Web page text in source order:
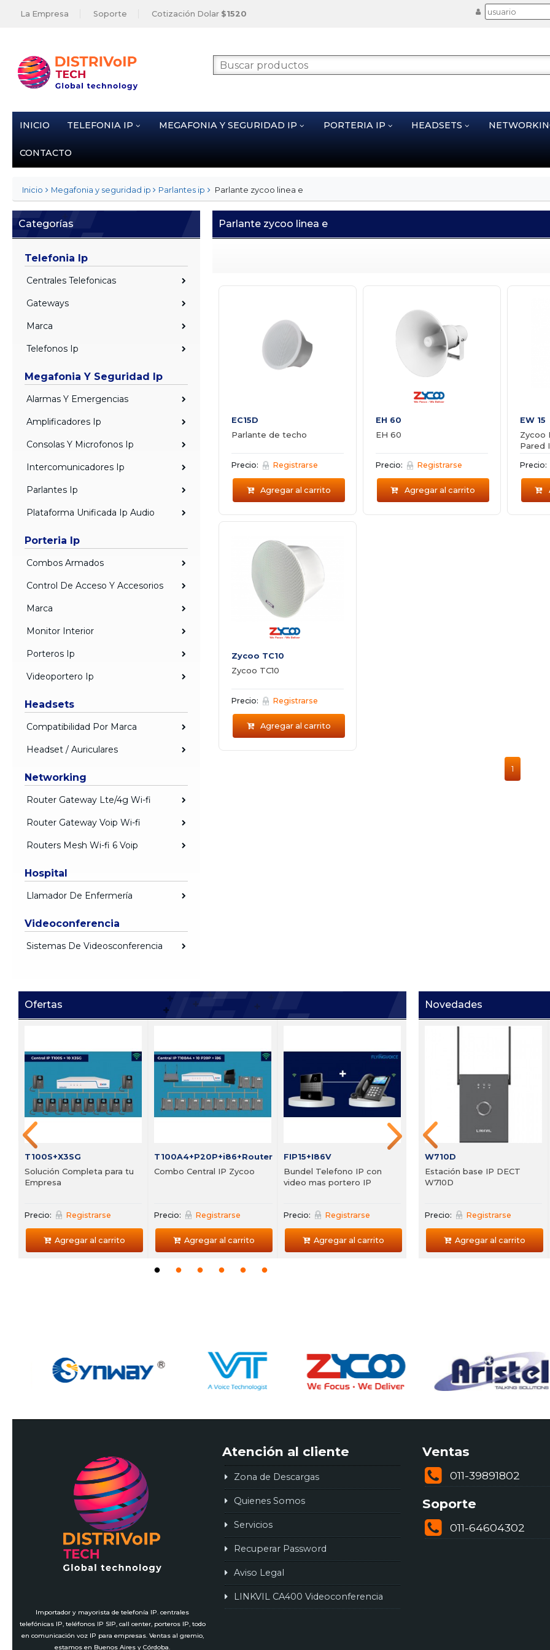
La Empresa Soporte Cotización Dolar $1520
INICIO TELEFONIA IP MEGAFONIA Y SEGURIDAD IP PORTERIA IP HEADSETS
CONTACTO
Inicio Megafonia y seguridad ip Parlantes ip Parlante zycoo linea e
Categorías
Telefonia Ip
Centrales Telefonicas
Gateways
Marca
Telefonos Ip
Megafonia Y Seguridad Ip
Alarmas Y Emergencias
Amplificadores Ip
Consolas Y Microfonos Ip
Intercomunicadores Ip
Parlantes Ip
Plataforma Unificada Ip Audio
Porteria Ip
Combos Armados
Control De Acceso Y Accesorios
Marca
Monitor Interior
Porteros Ip
Videoportero Ip
Headsets
Compatibilidad Por Marca
Headset / Auriculares
Networking
Router Gateway Lte/4g Wi-fi
Router Gateway Voip Wi-fi
Routers Mesh Wi-fi 6 Voip
Hospital
Llamador De Enfermería
Videoconferencia
Sistemas De Videosconferencia
Parlante zycoo linea e
EC15D
Parlante de techo
Precio: Registrarse
Agregar al carrito
EH 60
EH 60
Precio: Registrarse
Agregar al carrito
EW 15
Zycoo
Pared
Precio:
Zycoo TC10
Zycoo TC10
Precio: Registrarse
Agregar al carrito
1
Ofertas
T100S+X3SG
Solución Completa para tu
Empresa
Precio: Registrarse
Agregar al carrito
T100A4+P20P+i86+Router
Combo Central IP Zycoo
Precio: Registrarse
Agregar al carrito
FIP15+I86V
Bundel Telefono IP con
video mas portero IP
Precio: Registrarse
Agregar al carrito
Novedades
Video Portero IP
antivandalico Zycoo Ei-V05
Precio: Registrarse
Portero IP antivandalico de
dos botones Zycoo Ei-D05
Precio: Registrarse
Portero IP con sensor de
Precio: Registrarse
Agregar al carrito
W710D
Estación base IP DECT
W710D
Precio: Registrarse
Agregar al carrito
Importador y mayorista de telefonía IP. centrales
telefónicas IP, teléfonos IP SIP, call center, porteros IP, todo
en comunicación voz IP para empresas. Ventas al gremio,
estamos en Buenos Aires y Córdoba.
Atención al cliente
Zona de Descargas
Quienes Somos
Servicios
Recuperar Password
Aviso Legal
LINKVIL CA400 Videoconferencia
Ventas
011-39891802
Soporte
011-64604302